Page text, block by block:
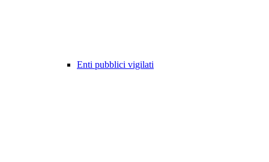
Enti pubblici vigilati